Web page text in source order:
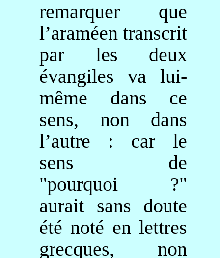
remarquer que
l’araméen transcrit
par les deux
évangiles va lui-
même dans ce
sens, non dans
l’autre : car le
sens de
"pourquoi ?"
aurait sans doute
été noté en lettres
grecques, non